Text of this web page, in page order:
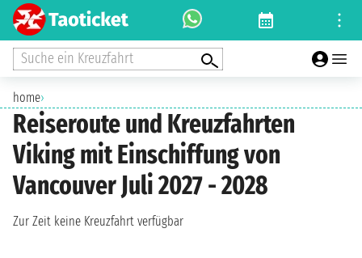
Suche ein Kreuzfahrt
home›
Reiseroute und Kreuzfahrten
Viking mit Einschiffung von
Vancouver Juli 2027 - 2028
Zur Zeit keine Kreuzfahrt verfügbar